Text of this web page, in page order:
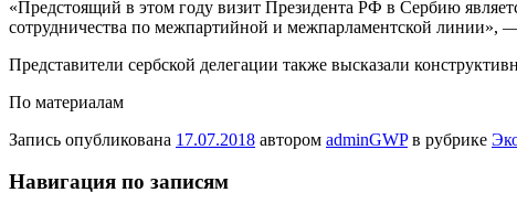
«Предстоящий в этом году визит Президента РФ в Сербию
сотрудничества по межпартийной и межпарламентской линии»,
Представители сербской делегации также высказали
По материалам
Запись опубликована 17.07.2018 автором adminGWPв рубрике
Навигация по записям